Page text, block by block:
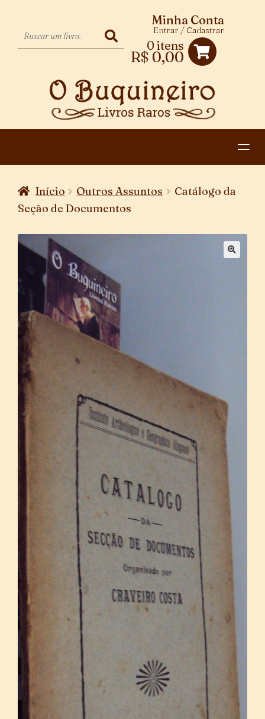
0 itens
R$ 0,00
Minha Conta
Entrar / Cadastrar
Início Outros Assuntos
Catálogo da
Seção de Documentos